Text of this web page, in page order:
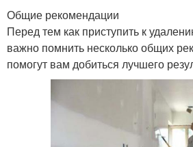
Общие рекомендации
Перед тем как приступить к
важно помнить несколько общих
помогут вам добиться лучшего